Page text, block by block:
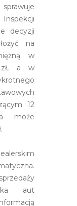
decyzji
na
w
a w
12
może
aut